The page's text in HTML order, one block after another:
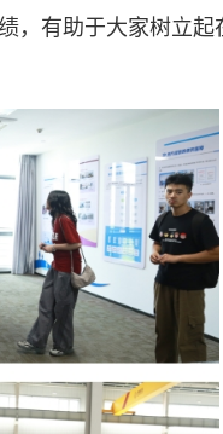
，有助于大家树立起